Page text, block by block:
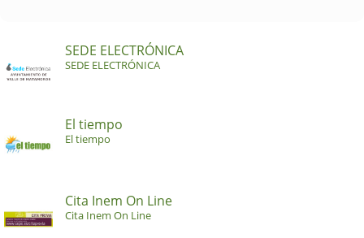
SEDE ELECTRÓNICA
SEDE ELECTRÓNICA
El tiempo
El tiempo
Cita Inem On Line
Cita Inem On Line